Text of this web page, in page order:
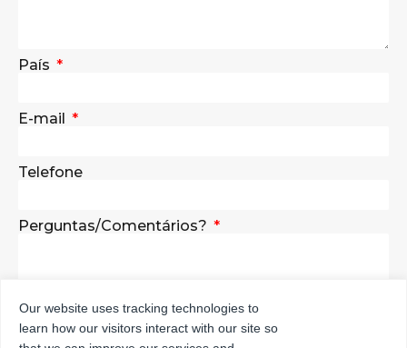
País
E-mail
Telefone
Perguntas/Comentários?
ENVIAR
Our website uses tracking technologies to
learn how our visitors interact with our site so